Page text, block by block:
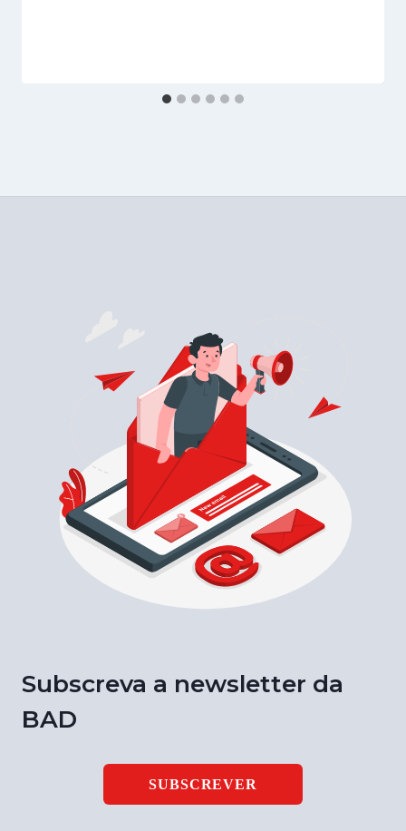
Subscreva a newsletter da
BAD
SUBSCREVER